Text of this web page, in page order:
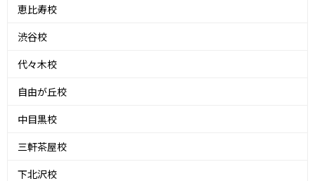
恵比寿校
渋谷校
代々木校
自由が丘校
中目黒校
三軒茶屋校
下北沢校